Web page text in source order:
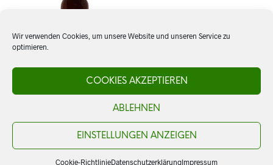
Wir verwenden Cookies, um unsere Website und unseren Service zu
optimieren.
COOKIES AKZEPTIEREN
ABLEHNEN
EINSTELLUNGEN ANZEIGEN
Cookie-RichtlinieDatenschutzerklärungImpressum
Bier: Indio, Lager